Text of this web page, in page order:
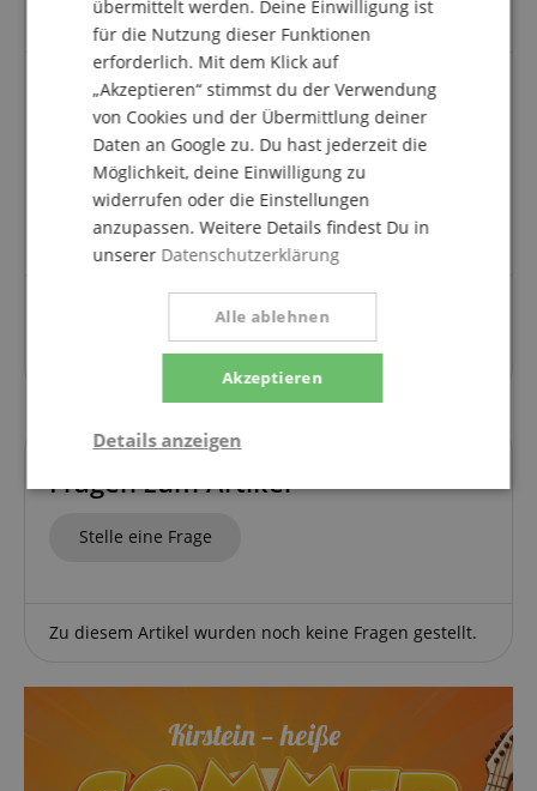
siehe Überrschrift.
Bewertung vonRudolfvom 26.02.2019
VarianteFender 351 Plektren Medium 12er Pack
verifizierter Kauf
Ok !!!!!!!!!!!!!!!!!!!!!!!!!!!!!!!!!!!!!!!!!!!!!!!!!!!!!!!!!!!!!!!
Alle 20 Bewertungen anzeigen
Fragen zum Artikel
Stelle eine Frage
Zu diesem Artikel wurden noch keine Fragen gestellt.
übermittelt werden. Deine Einwilligung ist
für die Nutzung dieser Funktionen
erforderlich. Mit dem Klick auf
„Akzeptieren“ stimmst du der Verwendung
von Cookies und der Übermittlung deiner
Daten an Google zu. Du hast jederzeit die
Möglichkeit, deine Einwilligung zu
widerrufen oder die Einstellungen
anzupassen. Weitere Details findest Du in
unserer Datenschutzerklärung
Akzeptieren
Alle ablehnen
Details anzeigen
Statistik Marketing Funktional
wie Besucher die Website nutzen, z.B. Analyse-
Cookies. Diese Cookies können nicht verwendet
werden, um einen bestimmten Besucher direkt zu
identifizieren.